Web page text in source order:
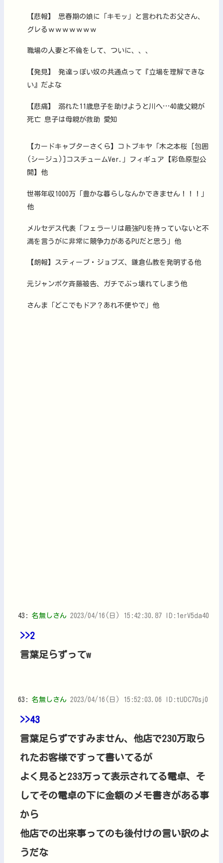
【悲報】 思春期の娘に「キモッ」と言われたお父さん、
グレるｗｗｗｗｗｗｗ
職場の人妻と不倫をして、ついに、、、
【発見】 発達っぽい奴の共通点って『立場を理解できな
い』だよな
【悲痛】 溺れた11歳息子を助けようと川へ…40歳父親が
死亡 息子は母親が救助 愛知
【カードキャプターさくら】コトブキヤ「木之本桜 [包囲
(シージュ)]コスチュームVer.」フィギュア【彩色原型公
開】他
世帯年収1000万「豊かな暮らしなんかできません！！！」
他
メルセデス代表「フェラーリは最強PUを持っていないと不
満を言うがに非常に競争力があるPUだと思う」他
【朗報】スティーブ・ジョブズ、鎌倉仏教を発明する他
元ジャンポケ斉藤被告、ガチでぶっ壊れてしまう他
さんま「どこでもドア？あれ不便やで」他
43: 名無しさん 2023/04/16(日) 15:42:30.87 ID:1erV5da40
>>2
言葉足らずってw
63: 名無しさん 2023/04/16(日) 15:52:03.06 ID:tUDC70sj0
>>43
言葉足らずですみません、他店で230万取ら
れたお客様ですって書いてるが
よく見ると233万って表示されてる電卓、そ
してその電卓の下に金額のメモ書きがある事
から
他店での出来事ってのも後付けの言い訳のよ
うだな